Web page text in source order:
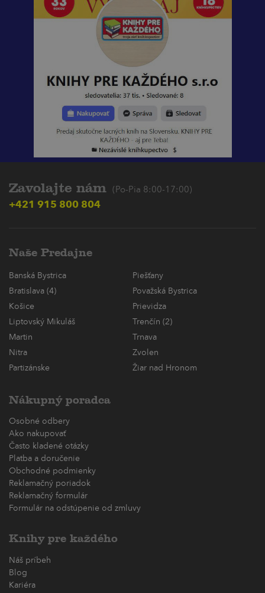
Zavolajte nám (Po-Pia 8:00-17:00)
+421 915 800 804
Naše Predajne
Banská Bystrica
Piešťany
Bratislava (4)
Považská Bystrica
Košice
Prievidza
Liptovský Mikuláš
Trenčín (2)
Martin
Trnava
Nitra
Zvolen
Partizánske
Žiar nad Hronom
Nákupný poradca
Osobné odbery
Ako nakupovať
Často kladené otázky
Platba a doručenie
Obchodné podmienky
Reklamačný poriadok
Reklamačný formulár
Formulár na odstúpenie od zmluvy
Knihy pre každého
Náš príbeh
Blog
Kariéra